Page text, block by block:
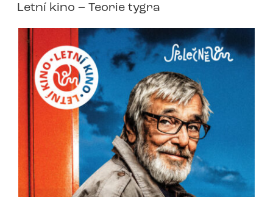
Letní kino – Teorie tygra